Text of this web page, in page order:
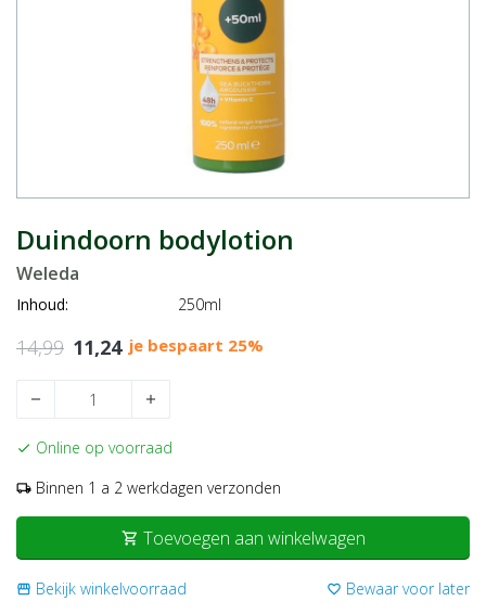
Duindoorn bodylotion
Weleda
Inhoud: 250ml
14,99 11,24 je bespaart 25%
remove add
check Online op voorraad
local_shipping Binnen 1 a 2 werkdagen verzonden
shopping_cart Toevoegen aan winkelwagen
storefront Bekijk winkelvoorraad favorite_border Bewaar voor later